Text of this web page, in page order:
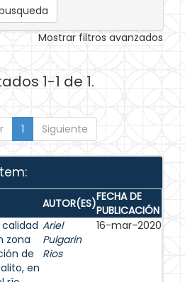
Mostrar filtros avanzados
1-1 de 1.
1 Siguiente
AUTOR(ES)FECHA DE
PUBLICACIÓN
calidad
zona
de
en
Ariel
Pulgarin
Rios
16-mar-2020